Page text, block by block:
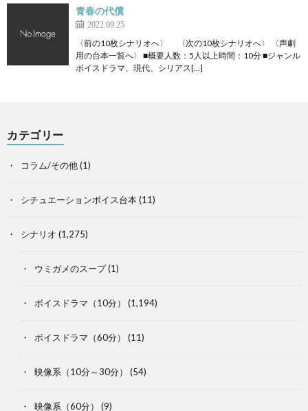
青春の代償
2022.09.25
〈前の10枚シナリオへ〉 〈次の10枚シナリオへ〉 〈声劇
用の台本一覧へ〉 ■概要人数：5人以上時間：10分 ■ジャンル
ボイスドラマ、現代、シリアス[…]
カテゴリー
コラム/その他(1)
シチュエーションボイス台本(11)
シナリオ (1,275)
ウミガメのスープ(1)
ボイスドラマ（10分） (1,194)
ボイスドラマ（60分） (11)
映像系（10分～30分） (54)
映像系（60分） (9)